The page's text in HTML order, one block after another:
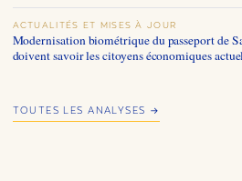
ACTUALITÉS ET MISES À JOUR
Modernisation biométrique du passeport de
doivent savoir les citoyens économiques
TOUTES LES ANALYSES →